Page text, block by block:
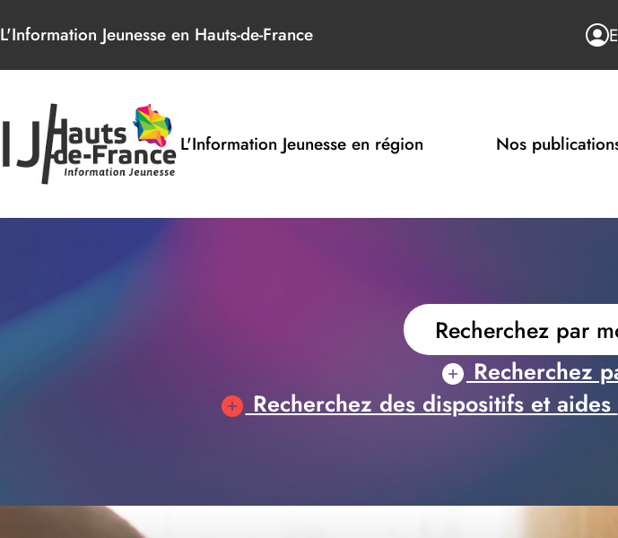
L'Information Jeunesse en Hauts-de-France
L'Information Jeunesse en région Nos
Recherchez
Recherchez des dispositifs et aides